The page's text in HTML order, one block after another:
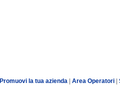
Promuovi la tua azienda Area Operatori